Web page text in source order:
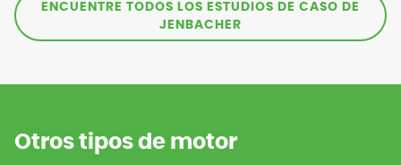
ENCUENTRE TODOS LOS ESTUDIOS DE CASO DE
JENBACHER
Otros tipos de motor